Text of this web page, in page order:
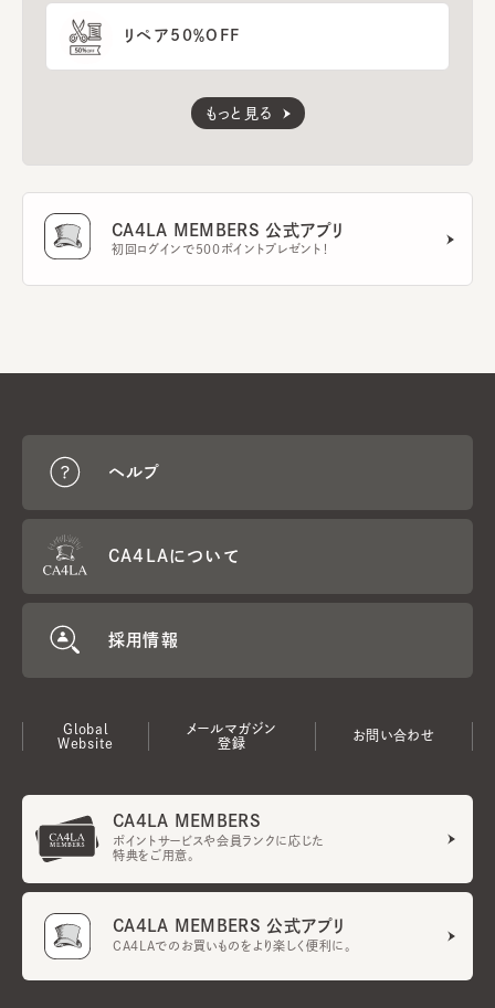
リペア50％OFF
もっと見る
CA4LA MEMBERS 公式アプリ
初回ログインで500ポイントプレゼント！
ヘルプ
CA4LAについて
採用情報
Global
Website
メールマガジン
登録
お問い合わせ
CA4LA MEMBERS
ポイントサービスや会員ランクに応じた
特典をご用意。
CA4LA MEMBERS 公式アプリ
CA4LAでのお買いものをより楽しく便利に。